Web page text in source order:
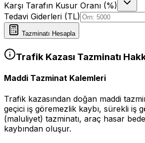
Karşı Tarafın Kusur Oranı (%)
Tedavi Giderleri (TL)
Tazminatı Hesapla
Trafik Kazası Tazminatı
Maddi Tazminat Kalemleri
Trafik kazasından doğan maddi
geçici iş göremezlik kaybı, sürekli iş
(maluliyet) tazminatı, araç hasar
kaybından oluşur.